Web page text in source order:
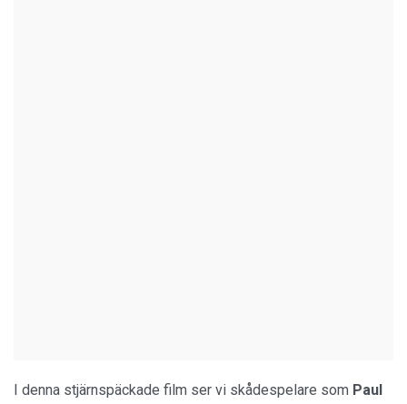
I denna stjärnspäckade film ser vi skådespelare som Paul